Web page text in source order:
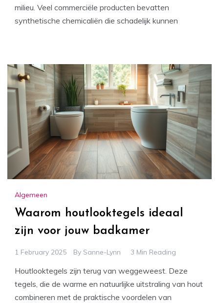
milieu. Veel commerciële producten bevatten
synthetische chemicaliën die schadelijk kunnen
Algemeen
Waarom houtlooktegels ideaal
zijn voor jouw badkamer
1 February 2025 By Sanne-Lynn 3 Min Reading
Houtlooktegels zijn terug van weggeweest. Deze
tegels, die de warme en natuurlijke uitstraling van hout
combineren met de praktische voordelen van